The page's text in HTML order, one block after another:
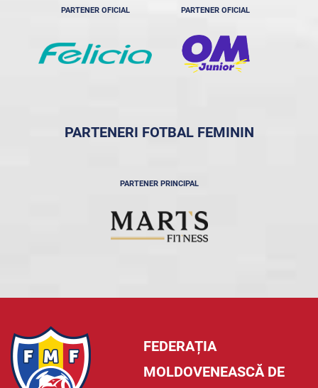
PARTENER OFICIAL PARTENER OFICIAL
PARTENERI FOTBAL FEMININ
PARTENER PRINCIPAL
FEDERAȚIA
MOLDOVENEASCĂ DE